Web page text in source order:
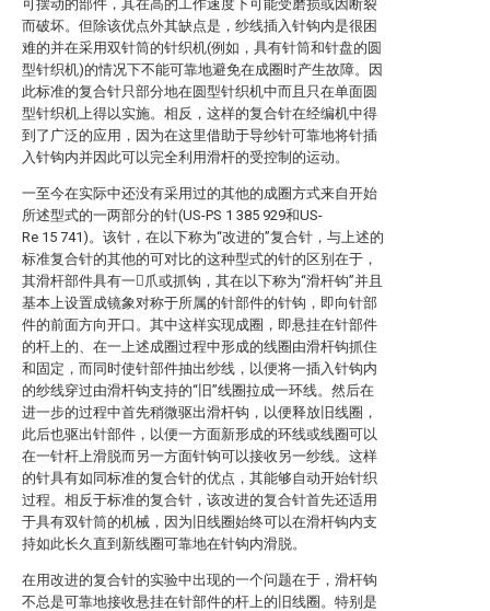
可摆动的部件，其在高的工作速度下可能受磨损或因断裂
而破坏。但除该优点外其缺点是，纱线插入针钩内是很困
难的并在采用双针筒的针织机(例如，具有针筒和针盘的圆
型针织机)的情况下不能可靠地避免在成圈时产生故障。因
此标准的复合针只部分地在圆型针织机中而且只在单面圆
型针织机上得以实施。相反，这样的复合针在经编机中得
到了广泛的应用，因为在这里借助于导纱针可靠地将针插
入针钩内并因此可以完全利用滑杆的受控制的运动。
一至今在实际中还没有采用过的其他的成圈方式来自开始
所述型式的一两部分的针(US-PS 1 385 929和US-
Re 15 741)。该针，在以下称为“改进的”复合针，与上述的
标准复合针的其他的可对比的这种型式的针的区别在于，
其滑杆部件具有一爪或抓钩，其在以下称为“滑杆钩”并且
基本上设置成镜象对称于所属的针部件的针钩，即向针部
件的前面方向开口。其中这样实现成圈，即悬挂在针部件
的杆上的、在一上述成圈过程中形成的线圈由滑杆钩抓住
和固定，而同时使针部件抽出纱线，以便将一插入针钩内
的纱线穿过由滑杆钩支持的“旧”线圈拉成一环线。然后在
进一步的过程中首先稍微驱出滑杆钩，以便释放旧线圈，
此后也驱出针部件，以便一方面新形成的环线或线圈可以
在一针杆上滑脱而另一方面针钩可以接收另一纱线。这样
的针具有如同标准的复合针的优点，其能够自动开始针织
过程。相反于标准的复合针，该改进的复合针首先还适用
于具有双针筒的机械，因为旧线圈始终可以在滑杆钩内支
持如此长久直到新线圈可靠地在针钩内滑脱。
在用改进的复合针的实验中出现的一个问题在于，滑杆钩
不总是可靠地接收悬挂在针部件的杆上的旧线圈。特别是